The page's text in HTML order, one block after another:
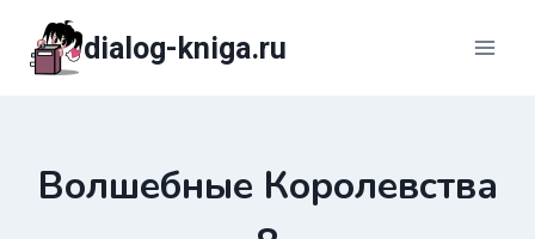
содержимому
dialog-kniga.ru
Волшебные Королевства